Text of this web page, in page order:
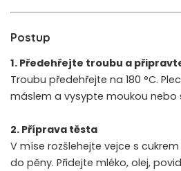
Postup
1. Předehřejte troubu a
Troubu předehřejte na 180 °C.
máslem a vysypte moukou nebo
2. Příprava těsta
V míse rozšlehejte vejce s
do pěny. Přidejte mléko, olej,